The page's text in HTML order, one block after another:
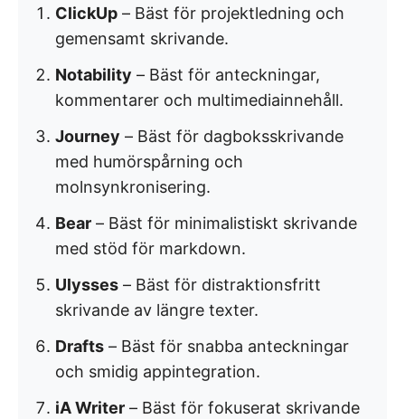
ClickUp – Bäst för projektledning och
gemensamt skrivande.
Notability – Bäst för anteckningar,
kommentarer och multimediainnehåll.
Journey – Bäst för dagboksskrivande
med humörspårning och
molnsynkronisering.
Bear – Bäst för minimalistiskt skrivande
med stöd för markdown.
Ulysses – Bäst för distraktionsfritt
skrivande av längre texter.
Drafts – Bäst för snabba anteckningar
och smidig appintegration.
iA Writer – Bäst för fokuserat skrivande